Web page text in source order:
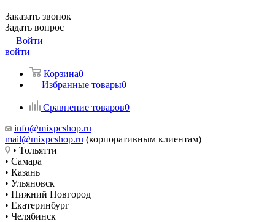
Заказать звонок
Задать вопрос
Войти
войти
Корзина0
Избранные товары0
Сравнение товаров0
info@mixpcshop.ru
mail@mixpcshop.ru (корпоративным клиентам)
• Тольятти
• Самара
• Казань
• Ульяновск
• Нижний Новгород
• Екатеринбург
• Челябинск